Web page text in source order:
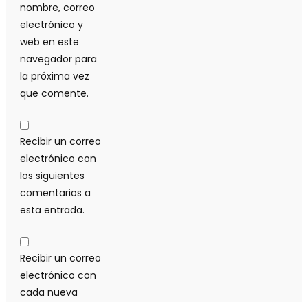
nombre, correo
electrónico y
web en este
navegador para
la próxima vez
que comente.
Recibir un correo
electrónico con
los siguientes
comentarios a
esta entrada.
Recibir un correo
electrónico con
cada nueva